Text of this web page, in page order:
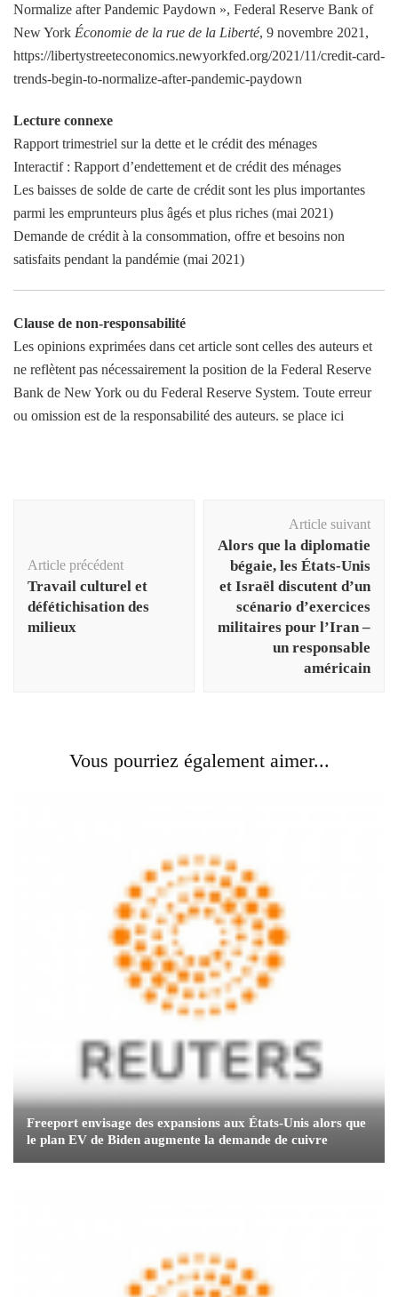
Normalize after Pandemic Paydown », Federal Reserve Bank of
New York Économie de la rue de la Liberté, 9 novembre 2021,
https://libertystreeteconomics.newyorkfed.org/2021/11/credit-card-
trends-begin-to-normalize-after-pandemic-paydown
Lecture connexe
Rapport trimestriel sur la dette et le crédit des ménages
Interactif : Rapport d’endettement et de crédit des ménages
Les baisses de solde de carte de crédit sont les plus importantes
parmi les emprunteurs plus âgés et plus riches (mai 2021)
Demande de crédit à la consommation, offre et besoins non
satisfaits pendant la pandémie (mai 2021)
Clause de non-responsabilité
Les opinions exprimées dans cet article sont celles des auteurs et
ne reflètent pas nécessairement la position de la Federal Reserve
Bank de New York ou du Federal Reserve System. Toute erreur
ou omission est de la responsabilité des auteurs. se place ici
Article précédent
Travail culturel et
défétichisation des
milieux
Article suivant
Alors que la diplomatie
bégaie, les États-Unis
et Israël discutent d’un
scénario d’exercices
militaires pour l’Iran –
un responsable
américain
Vous pourriez également aimer...
Freeport envisage des expansions aux États-Unis alors que
le plan EV de Biden augmente la demande de cuivre